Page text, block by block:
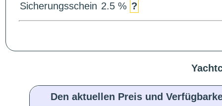
Sicherungsschein 2.5 % ?
Den aktuellen Preis und